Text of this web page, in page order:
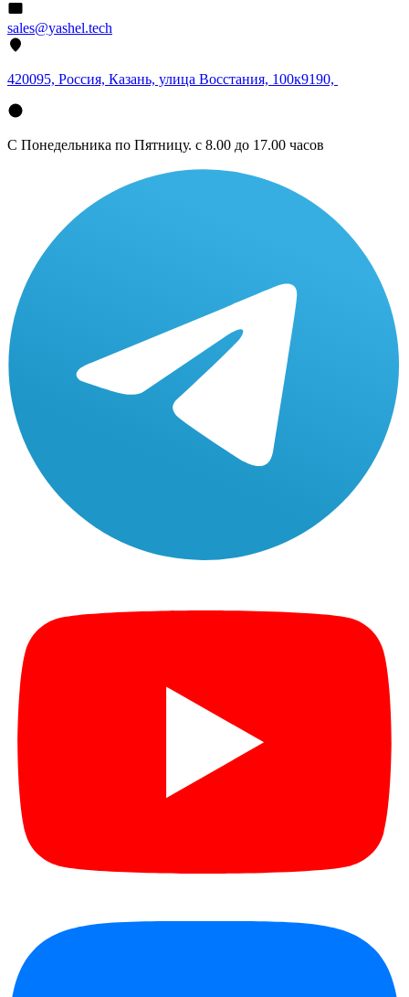
sales@yashel.tech
420095, Россия, Казань, улица Восстания, 100к9190,
С Понедельника по Пятницу. с 8.00 до 17.00 часов